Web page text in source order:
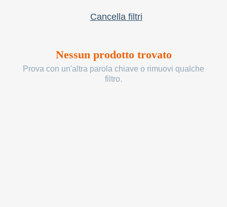
Cancella filtri
Nessun prodotto trovato
Prova con un'altra parola chiave o rimuovi qualche
filtro.